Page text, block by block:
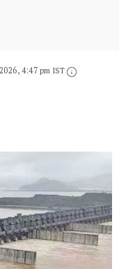
4:47 pm IST